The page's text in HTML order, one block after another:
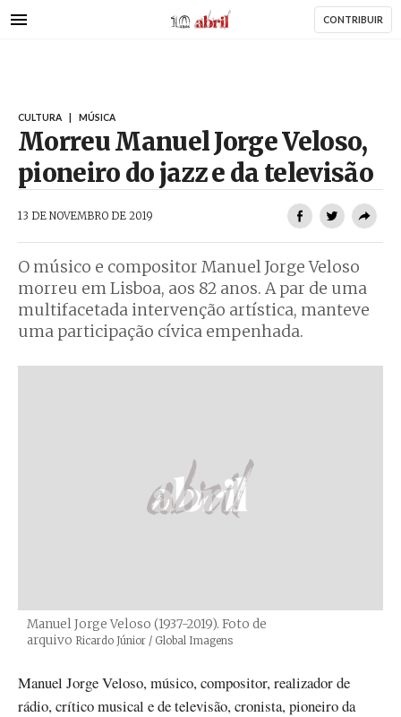
para
AbrilAbril CONTRIBUIR
CULTURA MÚSICA
Morreu Manuel Jorge Veloso,
pioneiro do jazz e da televisão
13 DE NOVEMBRO DE 2019
O músico e compositor Manuel Jorge Veloso
morreu em Lisboa, aos 82 anos. A par de uma
multifacetada intervenção artística, manteve
uma participação cívica empenhada.
Manuel Jorge Veloso (1937-2019). Foto de
arquivo Créditos
Ricardo Júnior / Global Imagens
Manuel Jorge Veloso, músico, compositor, realizador de
rádio, crítico musical e de televisão, cronista, pioneiro da